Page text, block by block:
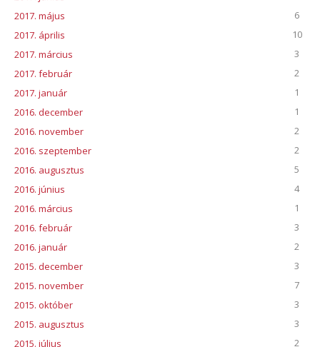
2017. május
6
2017. április
10
2017. március
3
2017. február
2
2017. január
1
2016. december
1
2016. november
2
2016. szeptember
2
2016. augusztus
5
2016. június
4
2016. március
1
2016. február
3
2016. január
2
2015. december
3
2015. november
7
2015. október
3
2015. augusztus
3
2015. július
2